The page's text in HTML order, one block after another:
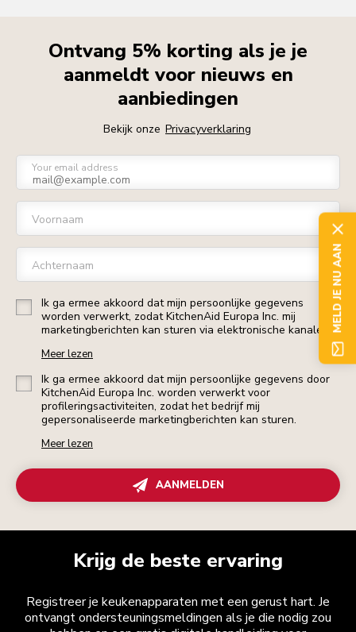
Ontvang 5% korting als je je
aanmeldt voor nieuws en
aanbiedingen
Bekijk onze Privacyverklaring
Your email address
Voornaam
Achternaam
Ik ga ermee akkoord dat mijn persoonlijke gegevens
worden verwerkt, zodat KitchenAid Europa Inc. mij
marketingberichten kan sturen via elektronische kanalen.
Meer lezen
Ik ga ermee akkoord dat mijn persoonlijke gegevens door
KitchenAid Europa Inc. worden verwerkt voor
profileringsactiviteiten, zodat het bedrijf mij
gepersonaliseerde marketingberichten kan sturen.
Meer lezen
AANMELDEN
Krijg de beste ervaring
Registreer je keukenapparaten met een gerust hart. Je
ontvangt ondersteuningsmeldingen als je die nodig zou
MELD JE NU AAN